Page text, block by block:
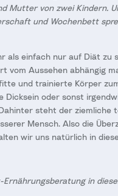
Mutter von zwei Kindern.
und Wochenbett
als einfach nur auf Diät zu
vom Aussehen abhängig
und trainierte Körper
Dicksein oder sonst
steht der ziemliche
Mensch. Also die
wir uns natürlich in
in